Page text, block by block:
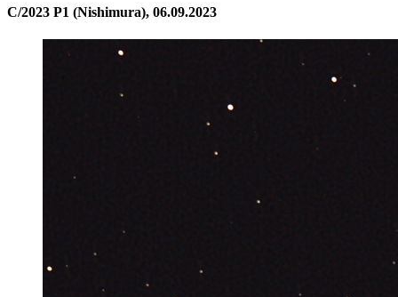
C/2023 P1 (Nishimura), 06.09.2023